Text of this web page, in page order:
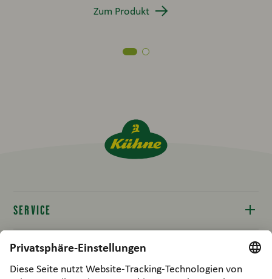
Zum Produkt
SERVICE
Kontakt
Produktinfos
RECHTLICHES